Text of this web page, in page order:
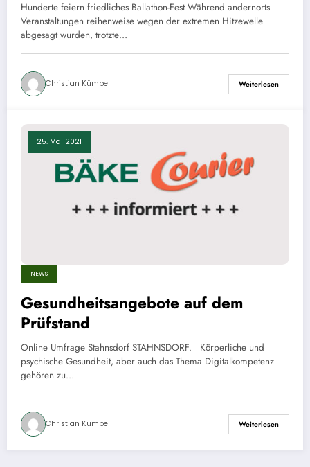
Hunderte feiern friedliches Ballathon-Fest Während andernorts
Veranstaltungen reihenweise wegen der extremen Hitzewelle
abgesagt wurden, trotzte…
Christian Kümpel Weiterlesen
25. Mai 2021
NEWS
Gesundheitsangebote auf dem
Prüfstand
Online Umfrage Stahnsdorf STAHNSDORF. Körperliche und
psychische Gesundheit, aber auch das Thema Digitalkompetenz
gehören zu…
Christian Kümpel Weiterlesen